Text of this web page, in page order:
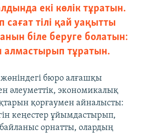
екі көлік тұратын.
сағат тілі қай уақытты
біле беруге болатын:
алмастырып тұратын.
бюро алғашқы
әлеуметтік, экономикалық
қорғаумен айналысты:
кеңестер ұйымдастырып,
орнатты, олардың